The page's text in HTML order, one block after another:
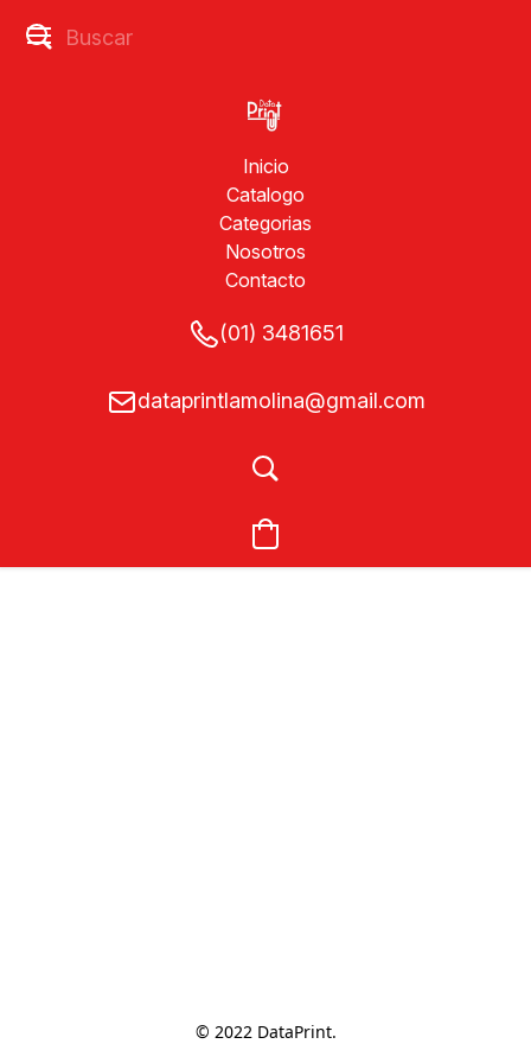
Inicio
Catalogo
Categorias
Nosotros
Contacto
(01) 3481651
dataprintlamolina@gmail.com
© 2022 DataPrint.